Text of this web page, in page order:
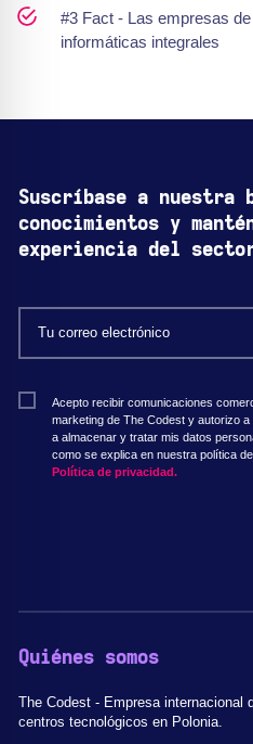
#3 Fact - Las empresas
informáticas integrales
Suscríbase a nuestra
conocimientos y
experiencia del
Acepto recibir comunicaciones
marketing de The Codest y autorizo
a almacenar y tratar mis datos
como se explica en nuestra política
Política de privacidad.
Quiénes somos
The Codest - Empresa internacional
centros tecnológicos en Polonia.